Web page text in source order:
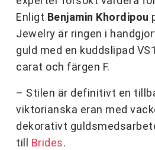
Enligt Benjamin Khordipou
Jewelry är ringen i
guld med en kuddslipad
carat och färgen F.
– Stilen är definitivt en
viktorianska eran med
dekorativt
till Brides.